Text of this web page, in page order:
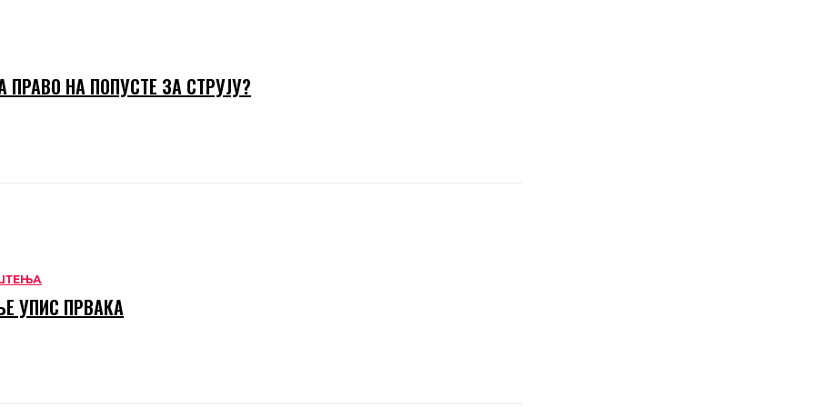
ПРАВО НА ПОПУСТЕ ЗА СТРУЈУ?
УПИС ПРВАКА